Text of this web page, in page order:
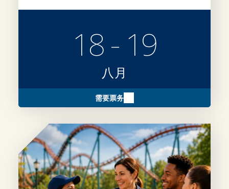
18 - 19
八月
需要票务